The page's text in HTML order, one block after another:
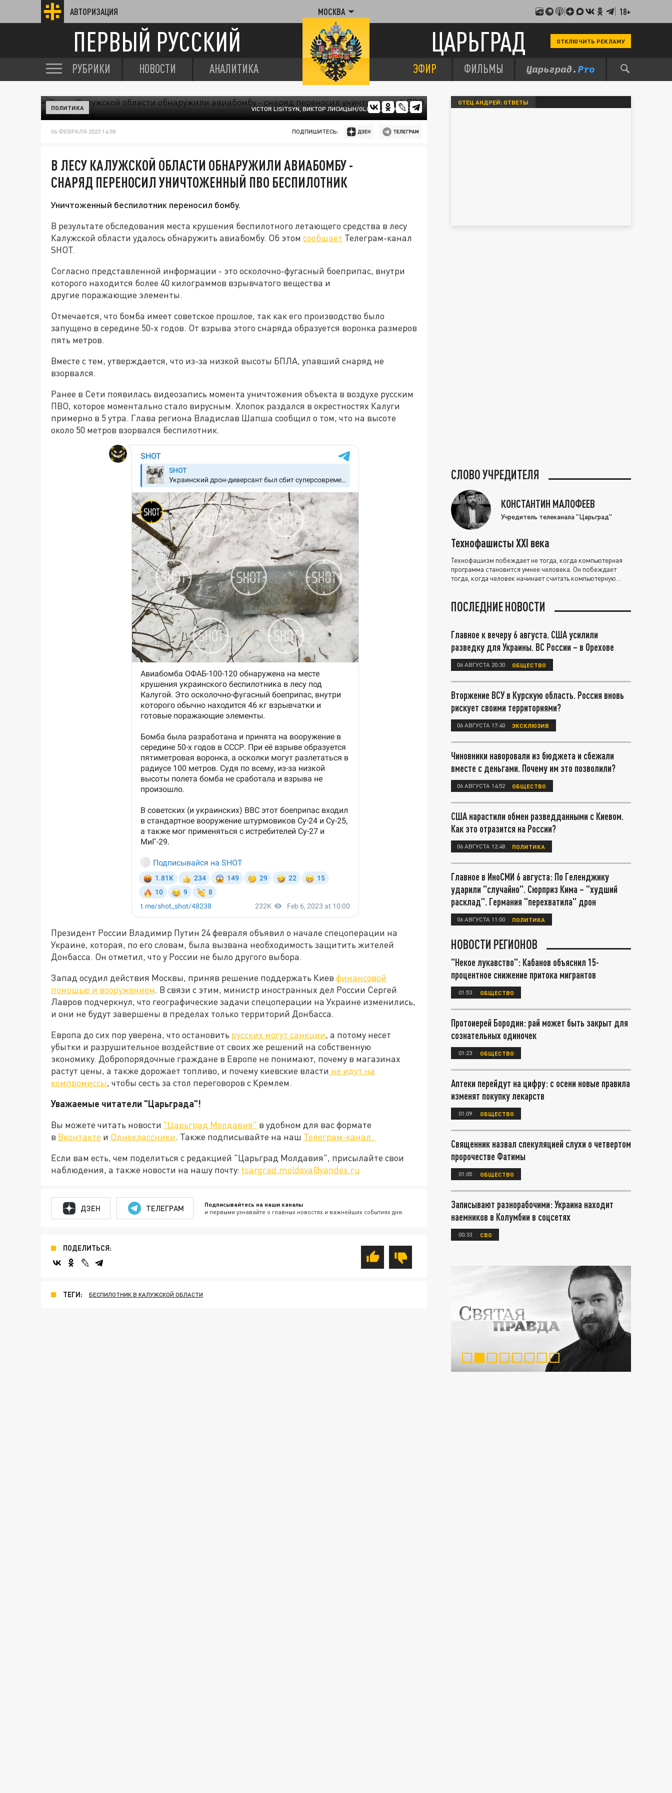
АВТОРИЗАЦИЯ МОСКВА 18+
ПЕРВЫЙ РУССКИЙ ЦАРЬГРАД ОТКЛЮЧИТЬ РЕКЛАМУ
РУБРИКИ НОВОСТИ АНАЛИТИКА ЭФИР ФИЛЬМЫ
VICTOR LISITSYN, ВИКТОР ЛИСИЦЫН/GLOBALLOOKPRESS
ПОЛИТИКА
06 ФЕВРАЛЯ 2023 14:58 ПОДПИШИТЕСЬ:
В ЛЕСУ КАЛУЖСКОЙ ОБЛАСТИ ОБНАРУЖИЛИ АВИАБОМБУ -
СНАРЯД ПЕРЕНОСИЛ УНИЧТОЖЕННЫЙ ПВО БЕСПИЛОТНИК
Уничтоженный беспилотник переносил бомбу.
В результате обследования места крушения беспилотного летающего средства в лесу
Калужской области удалось обнаружить авиабомбу. Об этом сообщает Телеграм-канал
SHOT.
Согласно представленной информации - это осколочно-фугасный боеприпас, внутри
которого находится более 40 килограммов взрывчатого вещества и
другие поражающие элементы.
Отмечается, что бомба имеет советское прошлое, так как его производство было
запущено в середине 50-х годов. От взрыва этого снаряда образуется воронка размеров
пять метров.
Вместе с тем, утверждается, что из-за низкой высоты БПЛА, упавший снаряд не
взорвался.
Ранее в Сети появилась видеозапись момента уничтожения объекта в воздухе русским
ПВО, которое моментально стало вирусным. Хлопок раздался в окрестностях Калуги
примерно в 5 утра. Глава региона Владислав Шапша сообщил о том, что на высоте
около 50 метров взорвался беспилотник.
Президент России Владимир Путин 24 февраля объявил о начале спецоперации на
Украине, которая, по его словам, была вызвана необходимость защитить жителей
Донбасса. Он отметил, что у России не было другого выбора.
Запад осудил действия Москвы, приняв решение поддержать Киев финансовой
помощью и вооружением. В связи с этим, министр иностранных дел России Сергей
Лавров подчеркнул, что географические задачи спецоперации на Украине изменились,
и они не будут завершены в пределах только территорий Донбасса.
Европа до сих пор уверена, что остановить русских могут санкции, а потому несет
убытки и разрушительное воздействие от своих же решений на собственную
экономику. Добропорядочные граждане в Европе не понимают, почему в магазинах
растут цены, а также дорожает топливо, и почему киевские власти не идут на
компромиссы, чтобы сесть за стол переговоров с Кремлем.
Уважаемые читатели "Царьграда"!
Вы можете читать новости "Царьград Молдавия" в удобном для вас формате
в Вконтакте и Одноклассники. Также подписывайте на наш Телеграм-канал.
Если вам есть, чем поделиться с редакцией "Царьград Молдавия", присылайте свои
наблюдения, а также новости на нашу почту: tsargrad.moldova@yandex.ru
ДЗЕН ТЕЛЕГРАМ Подписывайтесь на наши каналы
и первыми узнавайте о главных новостях и важнейших событиях дня.
ПОДЕЛИТЬСЯ:
ТЕГИ: БЕСПИЛОТНИК В КАЛУЖСКОЙ ОБЛАСТИ
ОТЕЦ АНДРЕЙ: ОТВЕТЫ
СЛОВО УЧРЕДИТЕЛЯ
КОНСТАНТИН МАЛОФЕЕВ
Учредитель телеканала "Царьград"
Технофашисты XXI века
Технофашизм побеждает не тогда, когда компьютерная
программа становится умнее человека. Он побеждает
тогда, когда человек начинает считать компьютерную
ПОСЛЕДНИЕ НОВОСТИ
Главное к вечеру 6 августа. США усилили
разведку для Украины. ВС России – в Орехове
06 АВГУСТА 20:30 ОБЩЕСТВО
Вторжение ВСУ в Курскую область. Россия вновь
рискует своими территориями?
06 АВГУСТА 17:40 ЭКСКЛЮЗИВ
Чиновники наворовали из бюджета и сбежали
вместе с деньгами. Почему им это позволили?
06 АВГУСТА 14:52 ОБЩЕСТВО
США нарастили обмен разведданными с Киевом.
Как это отразится на России?
06 АВГУСТА 12:48 ПОЛИТИКА
Главное в ИноСМИ 6 августа: По Геленджику
ударили "случайно". Сюрприз Кима – "худший
расклад". Германия "перехватила" дрон
06 АВГУСТА 11:00 ПОЛИТИКА
НОВОСТИ РЕГИОНОВ
"Некое лукавство": Кабанов объяснил 15-
процентное снижение притока мигрантов
01:53 ОБЩЕСТВО
Протоиерей Бородин: рай может быть закрыт для
сознательных одиночек
01:23 ОБЩЕСТВО
Аптеки перейдут на цифру: с осени новые правила
изменят покупку лекарств
01:09 ОБЩЕСТВО
Священник назвал спекуляцией слухи о четвертом
пророчестве Фатимы
01:05 ОБЩЕСТВО
Записывают разнорабочими: Украина находит
наемников в Колумбии в соцсетях
00:33 СВО